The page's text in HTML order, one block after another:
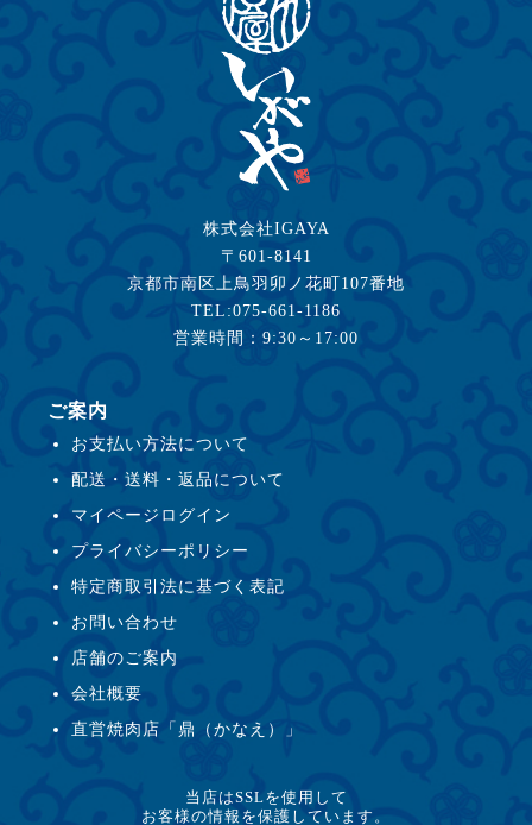
株式会社IGAYA
〒601-8141
京都市南区上鳥羽卯ノ花町107番地
TEL:075-661-1186
営業時間：9:30～17:00
ご案内
お支払い方法について
配送・送料・返品について
マイページログイン
プライバシーポリシー
特定商取引法に基づく表記
お問い合わせ
店舗のご案内
会社概要
直営焼肉店「鼎（かなえ）」
当店はSSLを使用して
お客様の情報を保護しています。